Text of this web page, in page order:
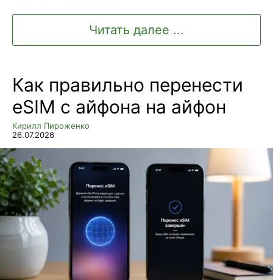
Читать далее ...
Как правильно перенести
eSIM с айфона на айфон
Кирилл Пироженко
26.07.2026